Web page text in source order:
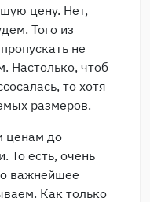
цену. Нет,
Того из
не
Настолько, чтоб
то хотя
размеров.
ценам до
То есть, очень
важнейшее
Как только